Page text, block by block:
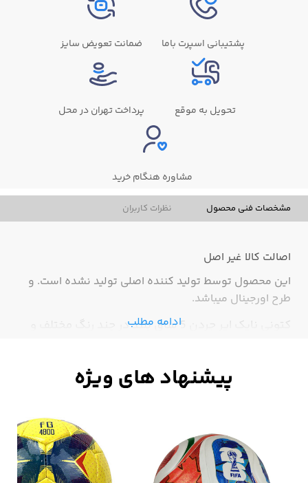
پشتیبانی اسپرت باما ضمانت تعویض سایز
تحویل به موقع پرداخت تهران در محل
مشاوره هنگام خرید
مشخصات فنی محصول نظرات کاربران
اصالت کالا غیر اصل
این محصول توسط تولید کننده اصلی تولید نشده است. و
طرح اورجینال میباشد.
کتونی نایک ایر جردن 5 ساق بلند در چند رنگ مختلف و
ادامه مطلب